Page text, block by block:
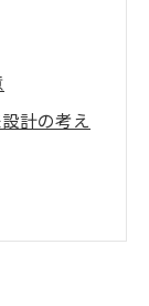
計の考え